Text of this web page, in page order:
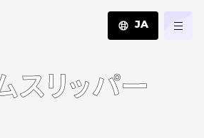
JA
スリッパー